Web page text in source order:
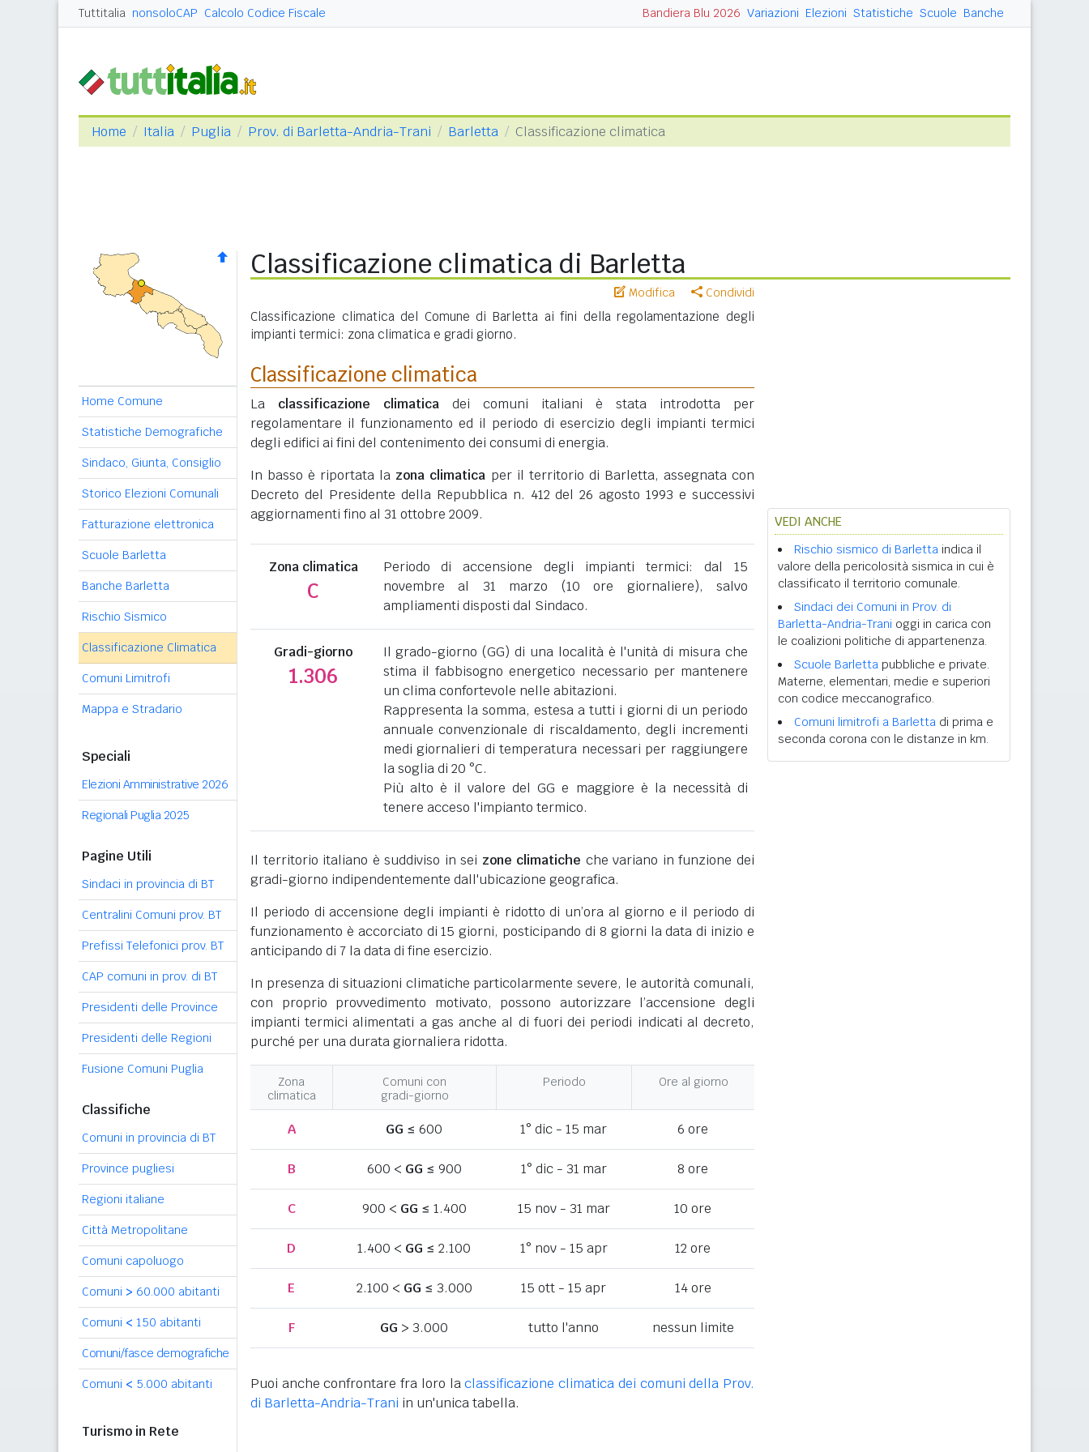
Tuttitalia nonsoloCAP Calcolo Codice Fiscale Bandiera Blu 2026 Variazioni Elezioni Statistiche Scuole Banche
Home Italia Puglia Prov. di Barletta-Andria-Trani Barletta Classificazione climatica
Home Comune
Statistiche Demografiche
Sindaco, Giunta, Consiglio
Storico Elezioni Comunali
Fatturazione elettronica
Scuole Barletta
Banche Barletta
Rischio Sismico
Classificazione Climatica
Comuni Limitrofi
Mappa e Stradario
Speciali
Elezioni Amministrative 2026
Regionali Puglia 2025
Pagine Utili
Sindaci in provincia di BT
Centralini Comuni prov. BT
Prefissi Telefonici prov. BT
CAP comuni in prov. di BT
Presidenti delle Province
Presidenti delle Regioni
Fusione Comuni Puglia
Classifiche
Comuni in provincia di BT
Province pugliesi
Regioni italiane
Città Metropolitane
Comuni capoluogo
Comuni > 60.000 abitanti
Comuni < 150 abitanti
Comuni/fasce demografiche
Comuni < 5.000 abitanti
Turismo in Rete
Classificazione climatica di Barletta
Modifica Condividi
Classificazione climatica del Comune di Barletta ai fini della regolamentazione degli
impianti termici: zona climatica e gradi giorno.
Classificazione climatica
La classificazione climatica dei comuni italiani è stata introdotta per
regolamentare il funzionamento ed il periodo di esercizio degli impianti termici
degli edifici ai fini del contenimento dei consumi di energia.
In basso è riportata la zona climatica per il territorio di Barletta, assegnata con
Decreto del Presidente della Repubblica n. 412 del 26 agosto 1993 e successivi
aggiornamenti fino al 31 ottobre 2009.
Zona climatica
C
Periodo di accensione degli impianti termici: dal 15
novembre al 31 marzo (10 ore giornaliere), salvo
ampliamenti disposti dal Sindaco.
Gradi-giorno
1.306
Il grado-giorno (GG) di una località è l'unità di misura che
stima il fabbisogno energetico necessario per mantenere
un clima confortevole nelle abitazioni.
Rappresenta la somma, estesa a tutti i giorni di un periodo
annuale convenzionale di riscaldamento, degli incrementi
medi giornalieri di temperatura necessari per raggiungere
la soglia di 20 °C.
Più alto è il valore del GG e maggiore è la necessità di
tenere acceso l'impianto termico.
Il territorio italiano è suddiviso in sei zone climatiche che variano in funzione dei
gradi-giorno indipendentemente dall'ubicazione geografica.
Il periodo di accensione degli impianti è ridotto di un’ora al giorno e il periodo di
funzionamento è accorciato di 15 giorni, posticipando di 8 giorni la data di inizio e
anticipando di 7 la data di fine esercizio.
In presenza di situazioni climatiche particolarmente severe, le autorità comunali,
con proprio provvedimento motivato, possono autorizzare l’accensione degli
impianti termici alimentati a gas anche al di fuori dei periodi indicati al decreto,
purché per una durata giornaliera ridotta.
Zona
climatica
Comuni con
gradi-giorno
Periodo Ore al giorno
A GG ≤ 600 1° dic - 15 mar 6 ore
B 600 < GG ≤ 900 1° dic - 31 mar 8 ore
C 900 < GG ≤ 1.400 15 nov - 31 mar 10 ore
D 1.400 < GG ≤ 2.100 1° nov - 15 apr 12 ore
E 2.100 < GG ≤ 3.000 15 ott - 15 apr 14 ore
F GG > 3.000 tutto l'anno nessun limite
Puoi anche confrontare fra loro laclassificazione climatica dei comuni della Prov.
di Barletta-Andria-Trani in un'unica tabella.
VEDI ANCHE
Rischio sismico di Barletta indica il
valore della pericolosità sismica in cui è
classificato il territorio comunale.
Sindaci dei Comuni in Prov. di
Barletta-Andria-Trani oggi in carica con
le coalizioni politiche di appartenenza.
Scuole Barletta pubbliche e private.
Materne, elementari, medie e superiori
con codice meccanografico.
Comuni limitrofi a Barletta di prima e
seconda corona con le distanze in km.